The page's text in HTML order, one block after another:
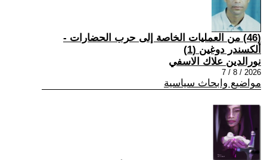
(46) من العمليات الخاصة إلى حرب الحضارات -
ألكسندر دوغين (1)
نورالدين علاك الاسفي
2026 / 8 / 7
مواضيع وابحاث سياسية